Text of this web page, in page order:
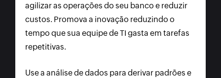
agilizar as operações do seu banco e reduzir
custos. Promova a inovação reduzindo o
tempo que sua equipe de TI gasta em tarefas
repetitivas.
Use a análise de dados para derivar padrões e